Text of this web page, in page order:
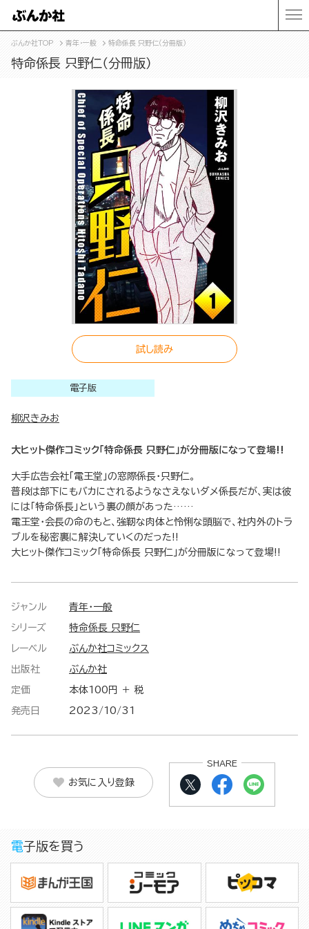
ぶんか社TOP 青年・一般 特命係長 只野仁（分冊版）
特命係長 只野仁（分冊版）
試し読み
電子版
柳沢きみお
大ヒット傑作コミック「特命係長 只野仁」が分冊版になって登場!!
大手広告会社「電王堂」の窓際係長・只野仁。
普段は部下にもバカにされるようなさえないダメ係長だが、実は彼
には「特命係長」という裏の顔があった……
電王堂・会長の命のもと、強靭な肉体と怜悧な頭脳で、社内外のトラ
ブルを秘密裏に解決していくのだった!!
大ヒット傑作コミック「特命係長 只野仁」が分冊版になって登場!!
ジャンル 青年・一般
シリーズ 特命係長 只野仁
レーベル ぶんか社コミックス
出版社 ぶんか社
定価 本体100円 ＋ 税
発売日 2023/10/31
お気に入り登録
SHARE
電子版を買う